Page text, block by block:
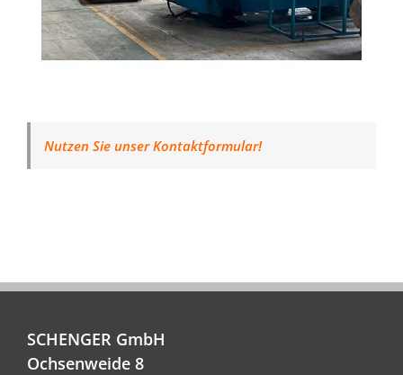
Nutzen Sie unser Kontaktformular!
SCHENGER GmbH
Ochsenweide 8